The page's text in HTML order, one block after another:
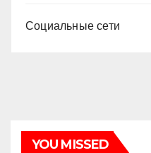
Социальные сети
YOU MISSED